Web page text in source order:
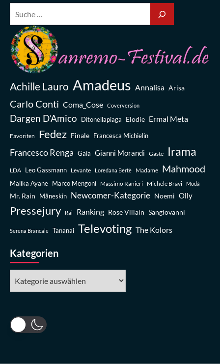
Achille Lauro Amadeus Annalisa Arisa
Carlo Conti Coma_Cose Coverversion
Dargen D’Amico Ditonellapiaga Elodie Ermal Meta
Favoriten Fedez Finale Francesca Michielin
Francesco Renga Gaia Gianni Morandi Gäste Irama
LDA Leo Gassmann Levante Loredana Bertè Madame Mahmood
Malika Ayane Marco Mengoni Massimo Ranieri Michele Bravi Modà
Mr. Rain Måneskin Newcomer-Kategorie Noemi Olly
Pressejury Rai Ranking Rose Villain Sangiovanni
Serena Brancale Tananai Televoting The Kolors
Kategorien